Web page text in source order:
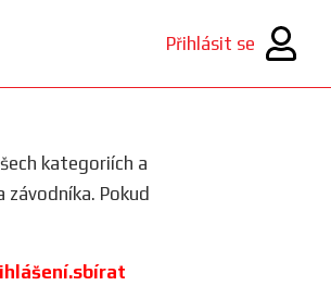
Přihlásit se
kategoriích a
Pokud